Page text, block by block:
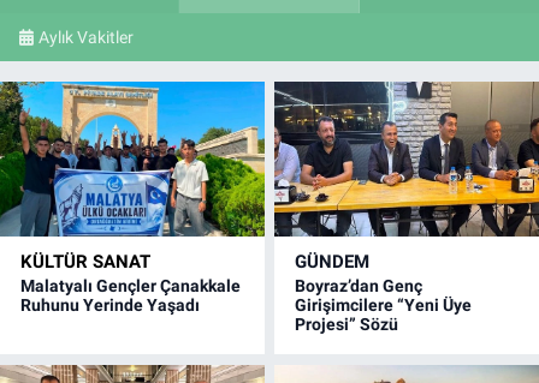
Aylık Vakitler
KÜLTÜR SANAT
Malatyalı Gençler Çanakkale
Ruhunu Yerinde Yaşadı
GÜNDEM
Boyraz’dan Genç
Girişimcilere “Yeni Üye
Projesi” Sözü